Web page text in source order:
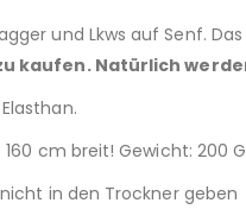
und Lkws auf Senf.
kaufen. Natürlich
cm breit! Gewicht: 200
in den Trockner geben